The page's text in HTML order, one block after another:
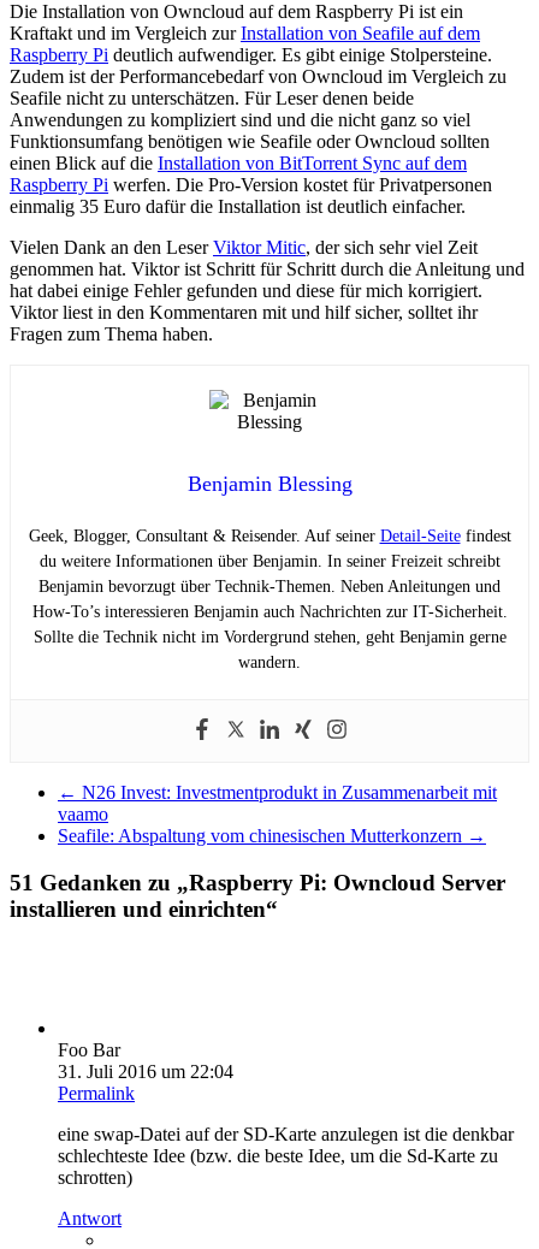
Die Installation von Owncloud auf dem Raspberry Pi ist ein
Kraftakt und im Vergleich zurInstallation von Seafile auf dem
Raspberry Pi deutlich aufwendiger. Es gibt einige Stolpersteine.
Zudem ist der Performancebedarf von Owncloud im Vergleich zu
Seafile nicht zu unterschätzen. Für Leser denen beide
Anwendungen zu kompliziert sind und die nicht ganz so viel
Funktionsumfang benötigen wie Seafile oder Owncloud sollten
einen Blick auf die Installation von BitTorrent Sync auf dem
Raspberry Pi werfen. Die Pro-Version kostet für Privatpersonen
einmalig 35 Euro dafür die Installation ist deutlich einfacher.
Vielen Dank an den LeserViktor Mitic, der sich sehr viel Zeit
genommen hat. Viktor ist Schritt für Schritt durch die Anleitung und
hat dabei einige Fehler gefunden und diese für mich korrigiert.
Viktor liest in den Kommentaren mit und hilf sicher, solltet ihr
Fragen zum Thema haben.
Benjamin Blessing
Geek, Blogger, Consultant & Reisender. Auf seiner Detail-Seitefindest
du weitere Informationen über Benjamin. In seiner Freizeit schreibt
Benjamin bevorzugt über Technik-Themen. Neben Anleitungen und
How-To’s interessieren Benjamin auch Nachrichten zur IT-Sicherheit.
Sollte die Technik nicht im Vordergrund stehen, geht Benjamin gerne
wandern.
← N26 Invest: Investmentprodukt in Zusammenarbeit mit
vaamo
Seafile: Abspaltung vom chinesischen Mutterkonzern →
51 Gedanken zu „Raspberry Pi: Owncloud Server
installieren und einrichten“
Foo Bar
31. Juli 2016 um 22:04
Permalink
eine swap-Datei auf der SD-Karte anzulegen ist die denkbar
schlechteste Idee (bzw. die beste Idee, um die Sd-Karte zu
schrotten)
Antwort